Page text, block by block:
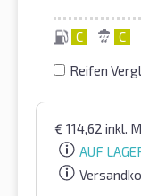
C C
Reifen
€ 114,62 inkl.
AUF